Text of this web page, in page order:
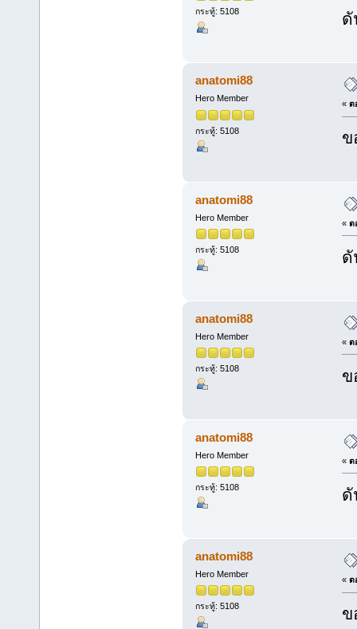
กระทู้: 5108 ดั
anatomi88
Hero Member
กระทู้: 5108
« ต
ข
anatomi88
Hero Member
กระทู้: 5108
« ต
ดั
anatomi88
Hero Member
กระทู้: 5108
« ต
ข
anatomi88
Hero Member
กระทู้: 5108
« ต
ดั
anatomi88
Hero Member
กระทู้: 5108
« ต
ข